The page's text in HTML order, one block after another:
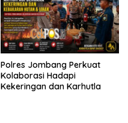
Polres Jombang Perkuat
Kolaborasi Hadapi
Kekeringan dan Karhutla